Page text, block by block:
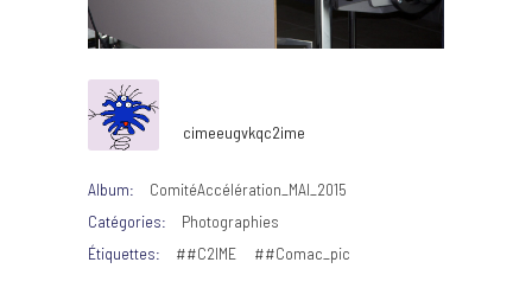
cimeeugvkqc2ime
Album:
ComitéAccélération_MAI_2015
Catégories:
Photographies
Étiquettes:
##C2IME ##Comac_pic